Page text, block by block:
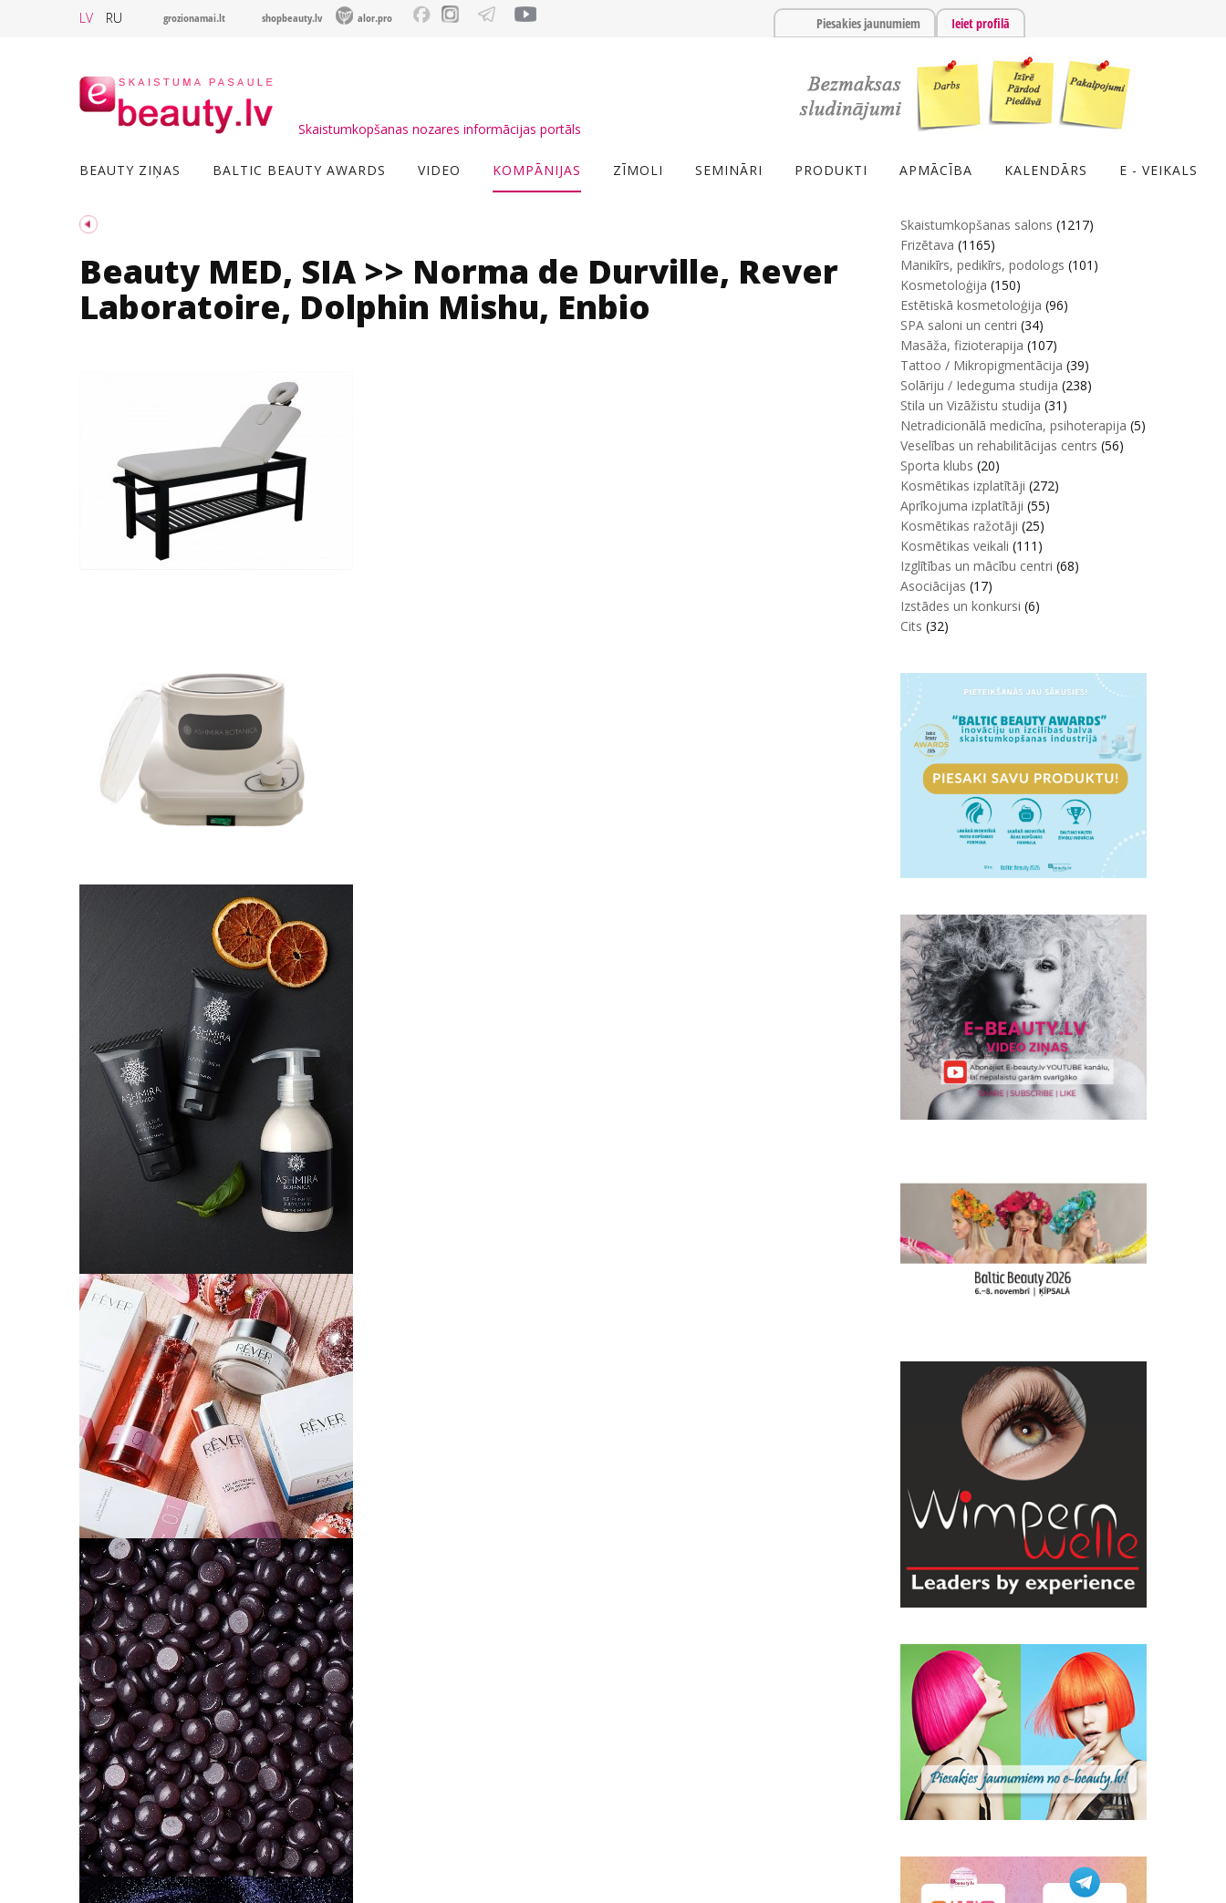
LV RU grozionamai.lt shopbeauty.lv alor.pro Piesakies jaunumiem Ieiet profilā
Skaistumkopšanas nozares informācijas portāls
BEAUTY ZIŅAS BALTIC BEAUTY AWARDS VIDEO KOMPĀNIJAS ZĪMOLI SEMINĀRI PRODUKTI APMĀCĪBA KALENDĀRS E - VEIKALS
Beauty MED, SIA >> Norma de Durville, Rever
Laboratoire, Dolphin Mishu, Enbio
Skaistumkopšanas salons (1217)
Frizētava (1165)
Manikīrs, pedikīrs, podologs (101)
Kosmetoloģija (150)
Estētiskā kosmetoloģija (96)
SPA saloni un centri (34)
Masāža, fizioterapija (107)
Tattoo / Mikropigmentācija (39)
Solāriju / Iedeguma studija (238)
Stila un Vizāžistu studija (31)
Netradicionālā medicīna, psihoterapija (5)
Veselības un rehabilitācijas centrs (56)
Sporta klubs (20)
Kosmētikas izplatītāji (272)
Aprīkojuma izplatītāji (55)
Kosmētikas ražotāji (25)
Kosmētikas veikali (111)
Izglītības un mācību centri (68)
Asociācijas (17)
Izstādes un konkursi (6)
Cits (32)